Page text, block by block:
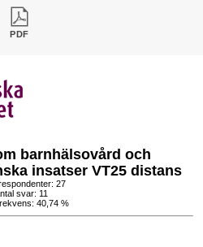
PDF
barnhälsovård och
insatser VT25 distans
27
svar: 11
40,74 %